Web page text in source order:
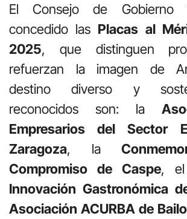
El Consejo de Gobierno
concedido las Placas al
2025, que distinguen
refuerzan la imagen de
destino diverso y
reconocidos son: la
Empresarios del Sector
Zaragoza, la
Compromiso de Caspe, el
Innovación Gastronómica
Asociación ACURBA de Bailo